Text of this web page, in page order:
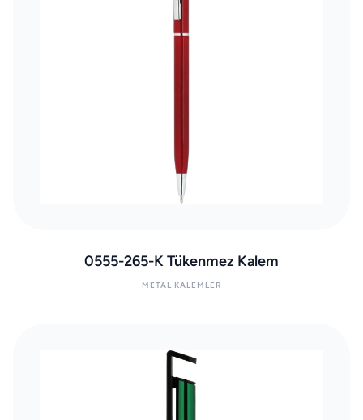
0555-265-K Tükenmez Kalem
METAL KALEMLER